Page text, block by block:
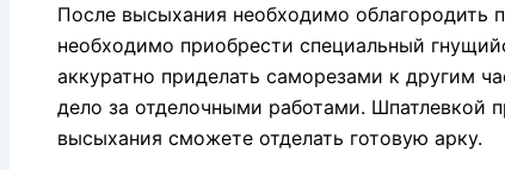
После высыхания необходимо облагородить
необходимо приобрести специальный
аккуратно приделать саморезами к другим
дело за отделочными работами.
высыхания сможете отделать готовую арку.